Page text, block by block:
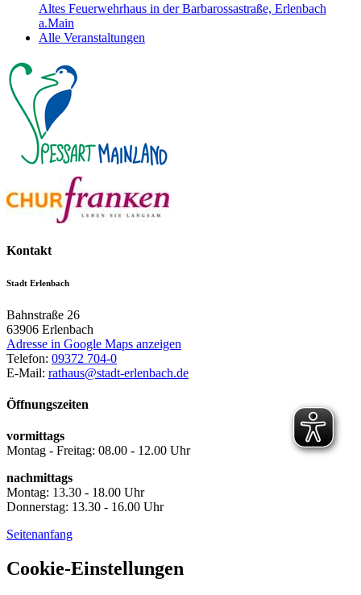
Altes Feuerwehrhaus in der Barbarossastraße, Erlenbach
a.Main
Alle Veranstaltungen
Kontakt
Stadt Erlenbach
Bahnstraße 26
63906 Erlenbach
Adresse in Google Maps anzeigen
Telefon: 09372 704-0
E-Mail: rathaus@stadt-erlenbach.de
Öffnungszeiten
vormittags
Montag - Freitag: 08.00 - 12.00 Uhr
nachmittags
Montag: 13.30 - 18.00 Uhr
Donnerstag: 13.30 - 16.00 Uhr
Seitenanfang
Cookie-Einstellungen